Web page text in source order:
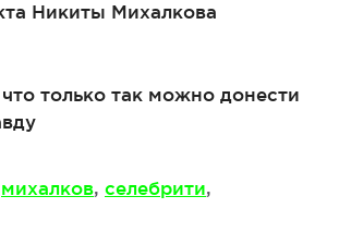
Никиты Михалкова
только так можно донести
михалков, селебрити,